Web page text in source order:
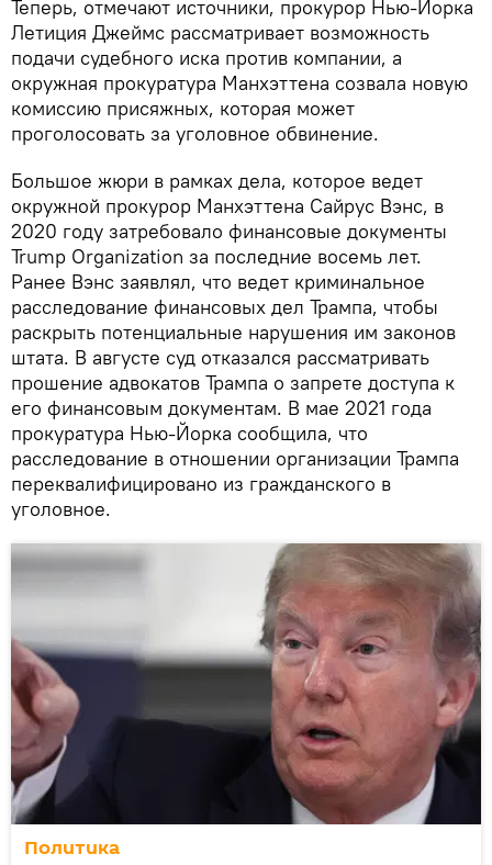
Теперь, отмечают источники, прокурор Нью-Йорка
Летиция Джеймс рассматривает возможность
подачи судебного иска против компании, а
окружная прокуратура Манхэттена созвала новую
комиссию присяжных, которая может
проголосовать за уголовное обвинение.
Большое жюри в рамках дела, которое ведет
окружной прокурор Манхэттена Сайрус Вэнс, в
2020 году затребовало финансовые документы
Trump Organization за последние восемь лет.
Ранее Вэнс заявлял, что ведет криминальное
расследование финансовых дел Трампа, чтобы
раскрыть потенциальные нарушения им законов
штата. В августе суд отказался рассматривать
прошение адвокатов Трампа о запрете доступа к
его финансовым документам. В мае 2021 года
прокуратура Нью-Йорка сообщила, что
расследование в отношении организации Трампа
переквалифицировано из гражданского в
уголовное.
Политика